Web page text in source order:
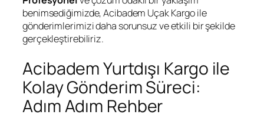
benimsediğimizde, Acibadem Uçak Kargo ile
gönderimlerimizi daha sorunsuz ve etkili bir şekilde
gerçekleştirebiliriz.
Acibadem Yurtdışı Kargo ile
Kolay Gönderim Süreci:
Adım Adım Rehber